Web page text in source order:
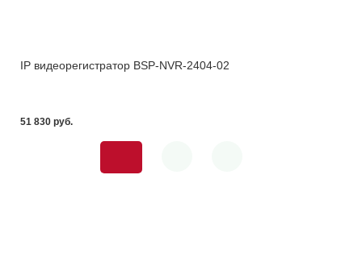
IP видеорегистратор BSP-NVR-2404-02
51 830 pуб.